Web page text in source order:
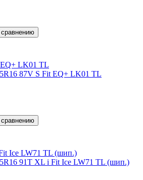
87V S Fit EQ+ LK01 TL
91T XL i Fit Ice LW71 TL (шип.)